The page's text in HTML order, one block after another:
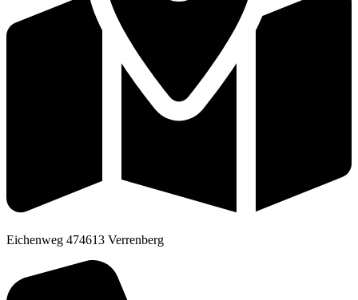
Eichenweg 474613 Verrenberg